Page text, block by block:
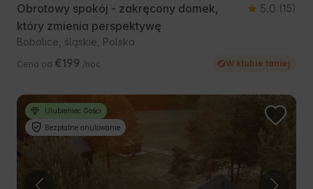
Obrotowy spokój - zakręcony domek,
który zmienia perspektywę
5.0 (15)
Bobolice, śląskie, Polska
Cena od €199 /noc W klubie taniej
Ulubieniec Gości
Bezpłatne anulowanie